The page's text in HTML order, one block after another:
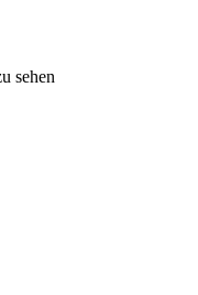
sehen